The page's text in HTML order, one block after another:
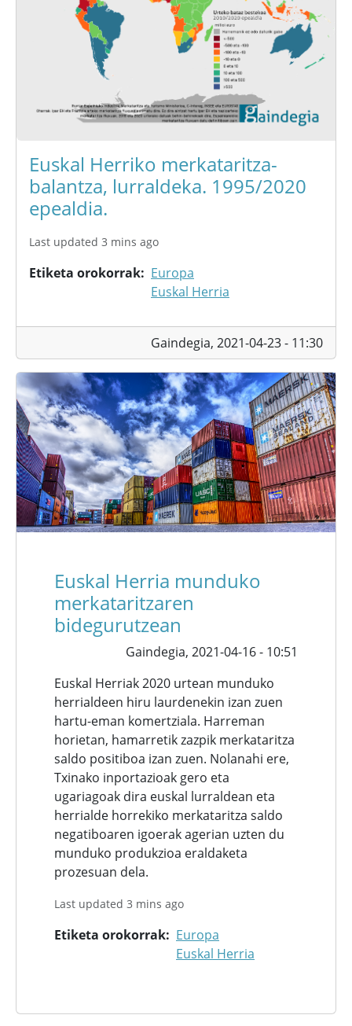
Euskal Herriko merkataritza-
balantza, lurraldeka. 1995/2020
epealdia.
Last updated 3 mins ago
Etiketa orokorrak
Europa
Euskal Herria
Gaindegia, 2021-04-23 - 11:30
Euskal Herria munduko
merkataritzaren
bidegurutzean
Gaindegia, 2021-04-16 - 10:51
Euskal Herriak 2020 urtean munduko
herrialdeen hiru laurdenekin izan zuen
hartu-eman komertziala. Harreman
horietan, hamarretik zazpik merkataritza
saldo positiboa izan zuen. Nolanahi ere,
Txinako inportazioak gero eta
ugariagoak dira euskal lurraldean eta
herrialde horrekiko merkataritza saldo
negatiboaren igoerak agerian uzten du
munduko produkzioa eraldaketa
prozesuan dela.
Last updated 3 mins ago
Etiketa orokorrak
Europa
Euskal Herria